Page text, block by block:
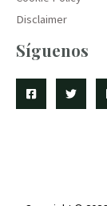
Disclaimer
Síguenos